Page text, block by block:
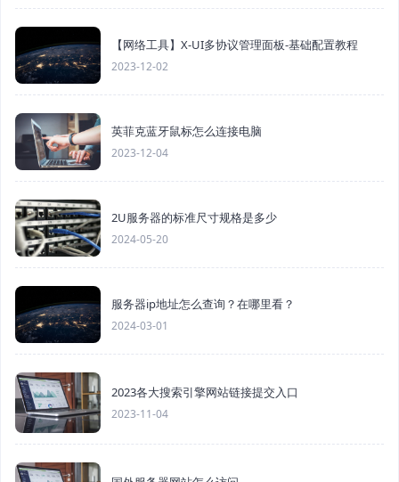
【网络工具】X-UI多协议管理面板-基础配置教程
2023-12-02
英菲克蓝牙鼠标怎么连接电脑
2023-12-04
2U服务器的标准尺寸规格是多少
2024-05-20
服务器ip地址怎么查询？在哪里看？
2024-03-01
2023各大搜索引擎网站链接提交入口
2023-11-04